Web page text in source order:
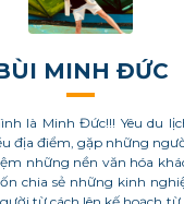
MINH ĐỨC
là Minh Đức!!! Yêu du
địa điểm, gặp những
những nền văn hóa
chia sẻ những kinh